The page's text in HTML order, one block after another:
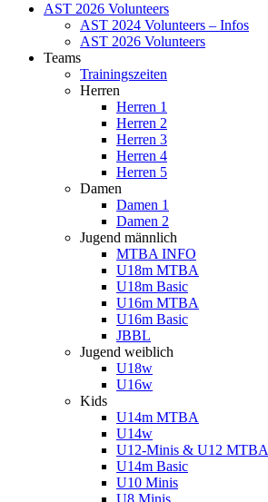
AST 2026 Volunteers
AST 2024 Volunteers – Infos
AST 2026 Volunteers
Teams
Trainingszeiten
Herren
Herren 1
Herren 2
Herren 3
Herren 4
Herren 5
Damen
Damen 1
Damen 2
Jugend männlich
MTBA INFO
U18m MTBA
U18m Basic
U16m MTBA
U16m Basic
JBBL
Jugend weiblich
U18w
U16w
Kids
U14m MTBA
U14w
U12-Minis & U12 MTBA
U14m Basic
U10 Minis
U8 Minis